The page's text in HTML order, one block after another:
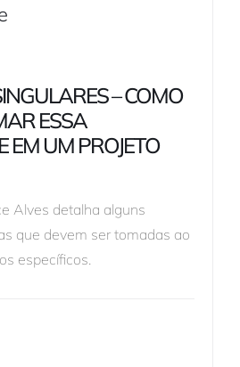
– COMO
ESSA
EM UM PROJETO
Alves detalha alguns
que devem ser tomadas ao
específicos.